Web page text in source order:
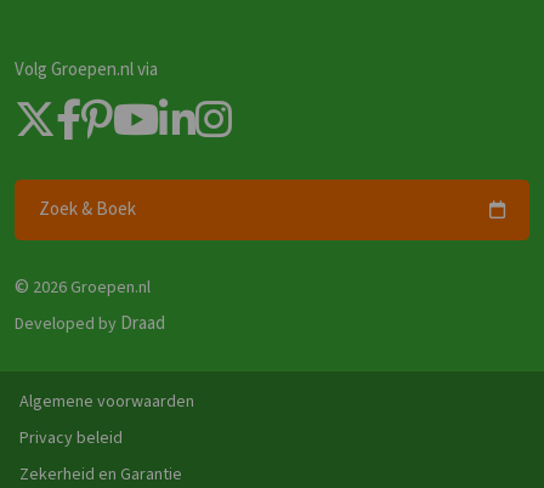
Volg Groepen.nl via
Zoek & Boek
© 2026 Groepen.nl
Developed by Draad
Algemene voorwaarden
Privacy beleid
Zekerheid en Garantie